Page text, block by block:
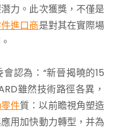
力。此次獲獎，不僅是
進口商是對其在實際場
認為：“新晉揭曉的15
雖然技術路徑各異，
件質：以前瞻視角塑造
用加快動力轉型，并為